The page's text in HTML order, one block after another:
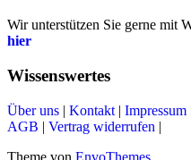
Wir unterstützen Sie gerne mit
hier
Wissenswertes
Über uns | Kontakt | Impressum
AGB | Vertrag widerrufen |
Theme von EnvoThemes